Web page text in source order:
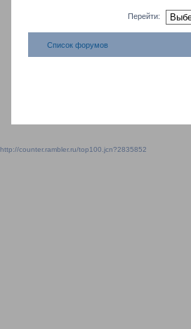
Перейти:
Список форумов
http://counter.rambler.ru/top100.jcn?2835852